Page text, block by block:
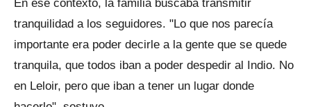
En ese contexto, la familia buscaba transmitir
tranquilidad a los seguidores. "Lo que nos parecía
importante era poder decirle a la gente que se quede
tranquila, que todos iban a poder despedir al Indio. No
en Leloir, pero que iban a tener un lugar donde